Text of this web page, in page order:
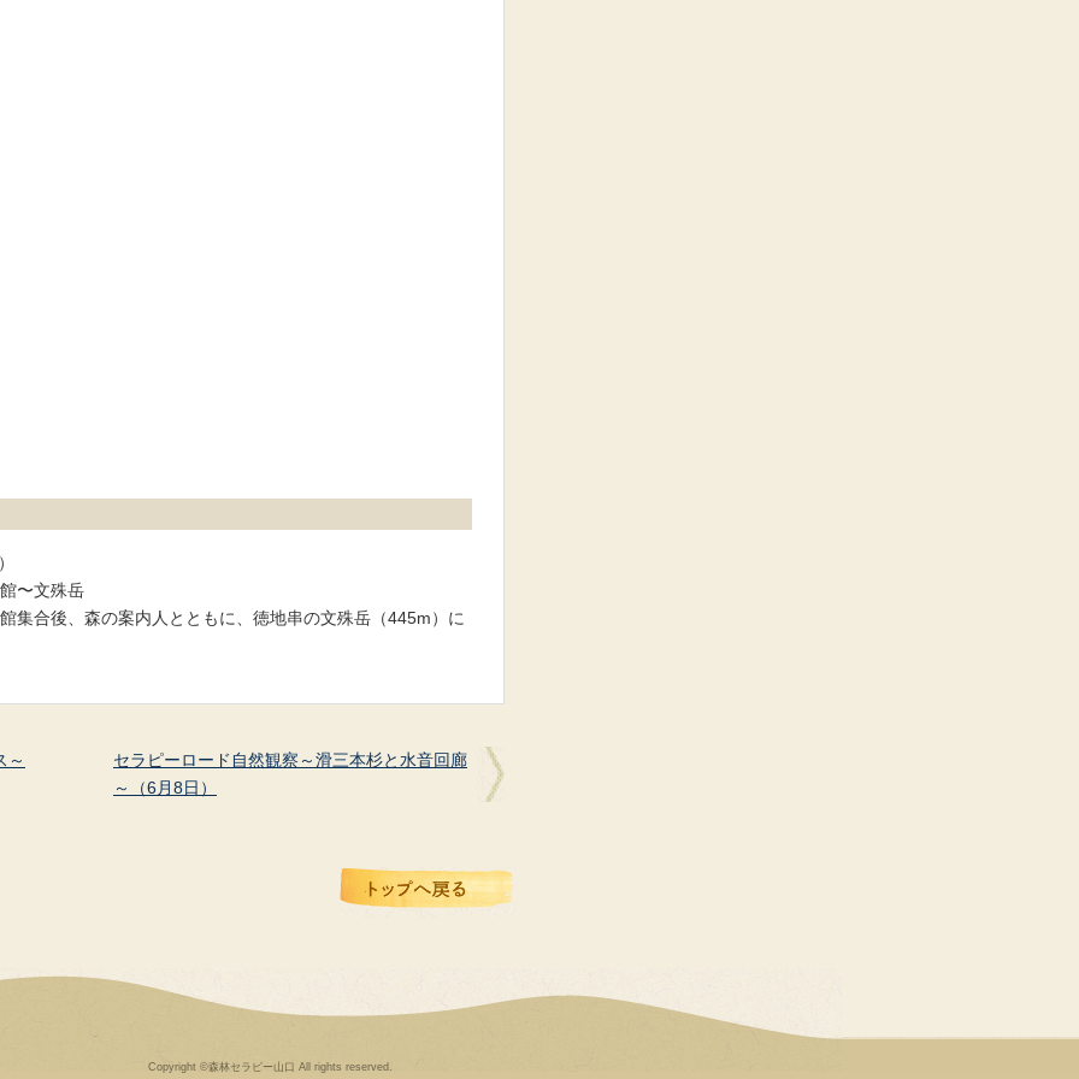
〜文殊岳
集合後、森の案内人とともに、徳地串の文殊岳（445m）に
～
セラピーロード自然観察～滑三本杉と水音回廊
～（6月8日）
Copyright ©森林セラピー山口 All rights reserved.